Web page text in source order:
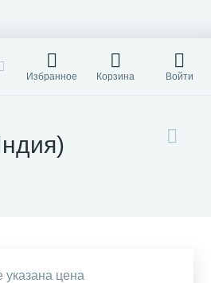
Избранное Корзина Войти
указана цена